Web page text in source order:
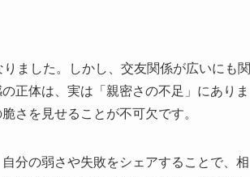
ました。しかし、交友関係が広いにも関
正体は、実は「親密さの不足」にありま
さを見せることが不可欠です。
分の弱さや失敗をシェアすることで、相